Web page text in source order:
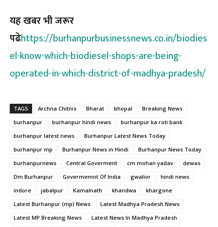
यह खबर भी जरूर
पढेhttps://burhanpurbusinessnews.co.in/biodies
el-know-which-biodiesel-shops-are-being-
operated-in-which-district-of-madhya-pradesh/
TAGS Archna Chitnis Bharat bhopal
Breaking News
burhanpur
burhanpur hindi news
burhanpur ka roti bank
burhanpur latest news
Burhanpur Latest News Today
burhanpur mp
Burhanpur News in Hindi
Burhanpur News Today
burhanpurnews
Central Goverment cm mohan yadav
dewas
Dm Burhanpur
Govermemnt Of India gwalior
hindi news
indore
jabalpur Kamalnath khandwa
khargone
Latest Burhanpur (mp) News
Latest Madhya Pradesh News
Latest MP Breaking News
Latest News In Madhya Pradesh